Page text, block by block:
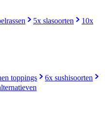
5x slasoorten
10x
toppings
6x sushisoorten